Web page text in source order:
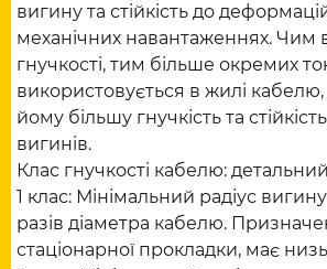
вигину та стійкість до
механічних навантаженнях. Чим
гнучкості, тим більше окремих
використовується в жилі
йому більшу гнучкість та
вигинів.
Клас гнучкості кабелю:
1 клас: Мінімальний радіус
разів діаметра кабелю.
стаціонарної прокладки, має